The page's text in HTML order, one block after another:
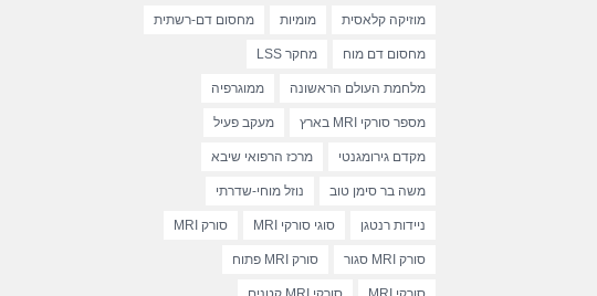
מוזיקה קלאסית מומיות מחסום דם-רשתית
מחסום דם מוח מחקר LSS
מלחמת העולם הראשונה ממוגרפיה
מספר סורקי MRI בארץ מעקב פעיל
מקדם גירומגנטי מרכז הרפואי שיבא
משה בר סימן טוב נוזל מוחי-שדרתי
ניידות רנטגן סוגי סורקי MRI סורק MRI
סורק MRI סגור סורק MRI פתוח